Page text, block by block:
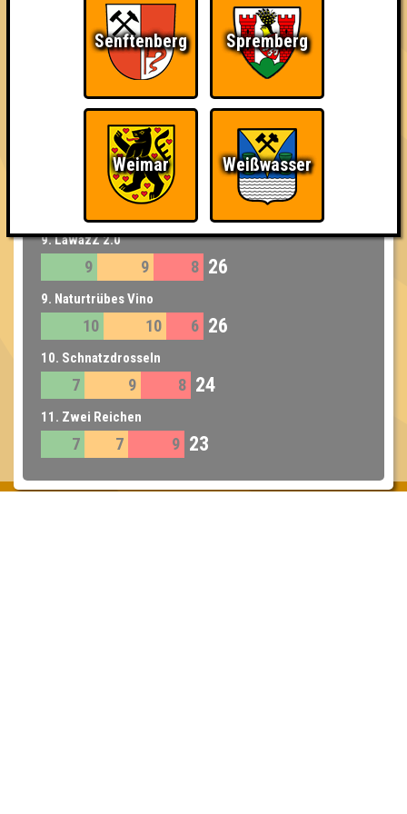
6. Wir überlegen noch...
10 13 10 33
7. Krosse Kruppe
7. My Wife and the Microwave
10 13 32
8. Dezemberklub
7
9. LawazZ 2.0
9 9 8 26
9. Naturtrübes Vino
10 10 6 26
10. Schnatzdrosseln
7 9 8 24
11. Zwei Reichen
7 7 9 23
Senftenberg Spremberg
Weimar Weißwasser